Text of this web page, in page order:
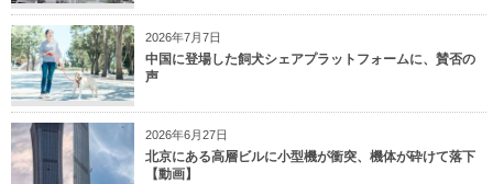
2026年7月7日
中国に登場した飼犬シェアプラットフォームに、賛否の
声
2026年6月27日
北京にある高層ビルに小型機が衝突、機体が砕けて落下
【動画】